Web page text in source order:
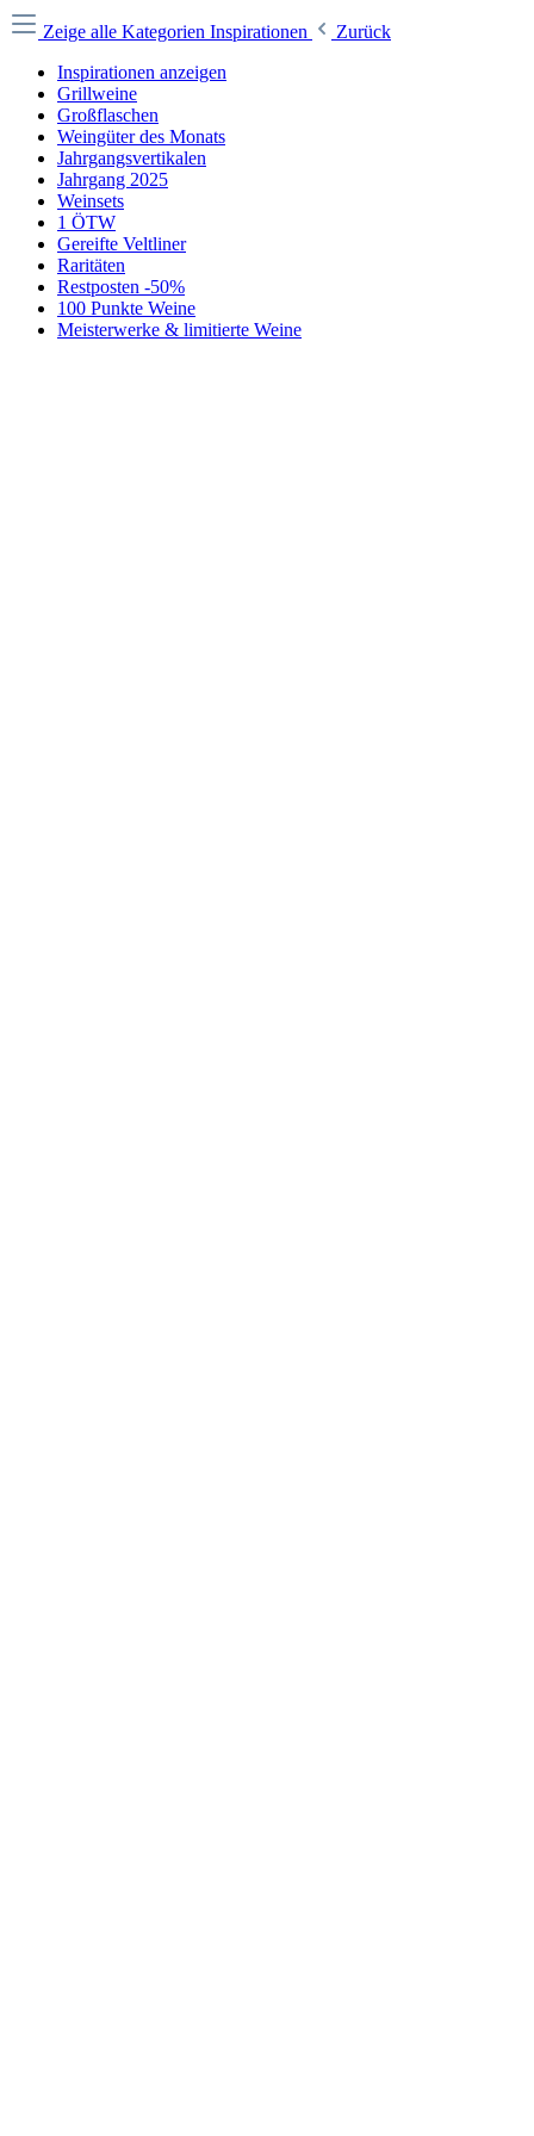
Zeige alle Kategorien Inspirationen
Zurück
Inspirationen anzeigen
Grillweine
Großflaschen
Weingüter des Monats
Jahrgangsvertikalen
Jahrgang 2025
Weinsets
1 ÖTW
Gereifte Veltliner
Raritäten
Restposten -50%
100 Punkte Weine
Meisterwerke & limitierte Weine